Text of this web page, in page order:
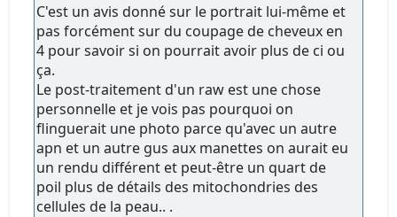
C'est un avis donné sur le portrait lui-même et
pas forcément sur du coupage de cheveux en
4 pour savoir si on pourrait avoir plus de ci ou
ça.
Le post-traitement d'un raw est une chose
personnelle et je vois pas pourquoi on
flinguerait une photo parce qu'avec un autre
apn et un autre gus aux manettes on aurait eu
un rendu différent et peut-être un quart de
poil plus de détails des mitochondries des
cellules de la peau.. .